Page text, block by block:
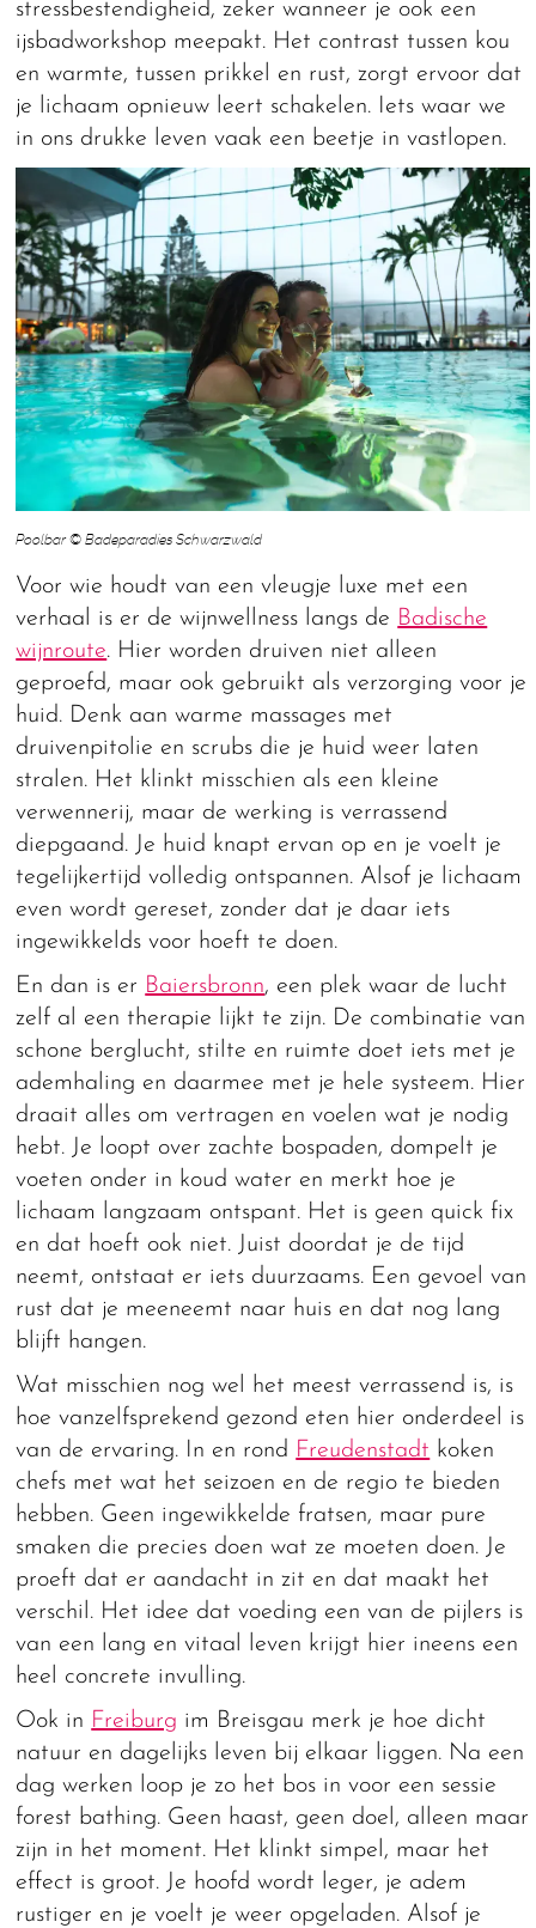
stressbestendigheid, zeker wanneer je ook een
ijsbadworkshop meepakt. Het contrast tussen kou
en warmte, tussen prikkel en rust, zorgt ervoor dat
je lichaam opnieuw leert schakelen. Iets waar we
in ons drukke leven vaak een beetje in vastlopen.
Poolbar © Badeparadies Schwarzwald
Voor wie houdt van een vleugje luxe met een
verhaal is er de wijnwellness langs de Badische
wijnroute. Hier worden druiven niet alleen
geproefd, maar ook gebruikt als verzorging voor je
huid. Denk aan warme massages met
druivenpitolie en scrubs die je huid weer laten
stralen. Het klinkt misschien als een kleine
verwennerij, maar de werking is verrassend
diepgaand. Je huid knapt ervan op en je voelt je
tegelijkertijd volledig ontspannen. Alsof je lichaam
even wordt gereset, zonder dat je daar iets
ingewikkelds voor hoeft te doen.
En dan is er Baiersbronn, een plek waar de lucht
zelf al een therapie lijkt te zijn. De combinatie van
schone berglucht, stilte en ruimte doet iets met je
ademhaling en daarmee met je hele systeem. Hier
draait alles om vertragen en voelen wat je nodig
hebt. Je loopt over zachte bospaden, dompelt je
voeten onder in koud water en merkt hoe je
lichaam langzaam ontspant. Het is geen quick fix
en dat hoeft ook niet. Juist doordat je de tijd
neemt, ontstaat er iets duurzaams. Een gevoel van
rust dat je meeneemt naar huis en dat nog lang
blijft hangen.
Wat misschien nog wel het meest verrassend is, is
hoe vanzelfsprekend gezond eten hier onderdeel is
van de ervaring. In en rond Freudenstadt koken
chefs met wat het seizoen en de regio te bieden
hebben. Geen ingewikkelde fratsen, maar pure
smaken die precies doen wat ze moeten doen. Je
proeft dat er aandacht in zit en dat maakt het
verschil. Het idee dat voeding een van de pijlers is
van een lang en vitaal leven krijgt hier ineens een
heel concrete invulling.
Ook in Freiburg im Breisgau merk je hoe dicht
natuur en dagelijks leven bij elkaar liggen. Na een
dag werken loop je zo het bos in voor een sessie
forest bathing. Geen haast, geen doel, alleen maar
zijn in het moment. Het klinkt simpel, maar het
effect is groot. Je hoofd wordt leger, je adem
rustiger en je voelt je weer opgeladen. Alsof je